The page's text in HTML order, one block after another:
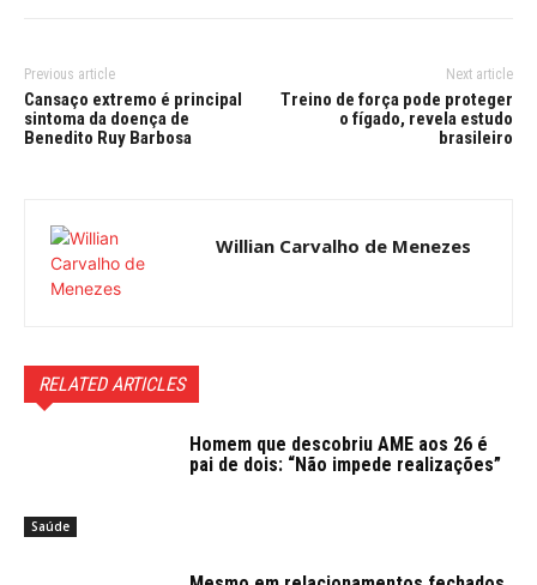
Previous article
Cansaço extremo é principal
sintoma da doença de
Benedito Ruy Barbosa
Next article
Treino de força pode proteger
o fígado, revela estudo
brasileiro
Willian Carvalho de Menezes
RELATED ARTICLES
Saúde
Homem que descobriu AME aos 26 é
pai de dois: “Não impede realizações”